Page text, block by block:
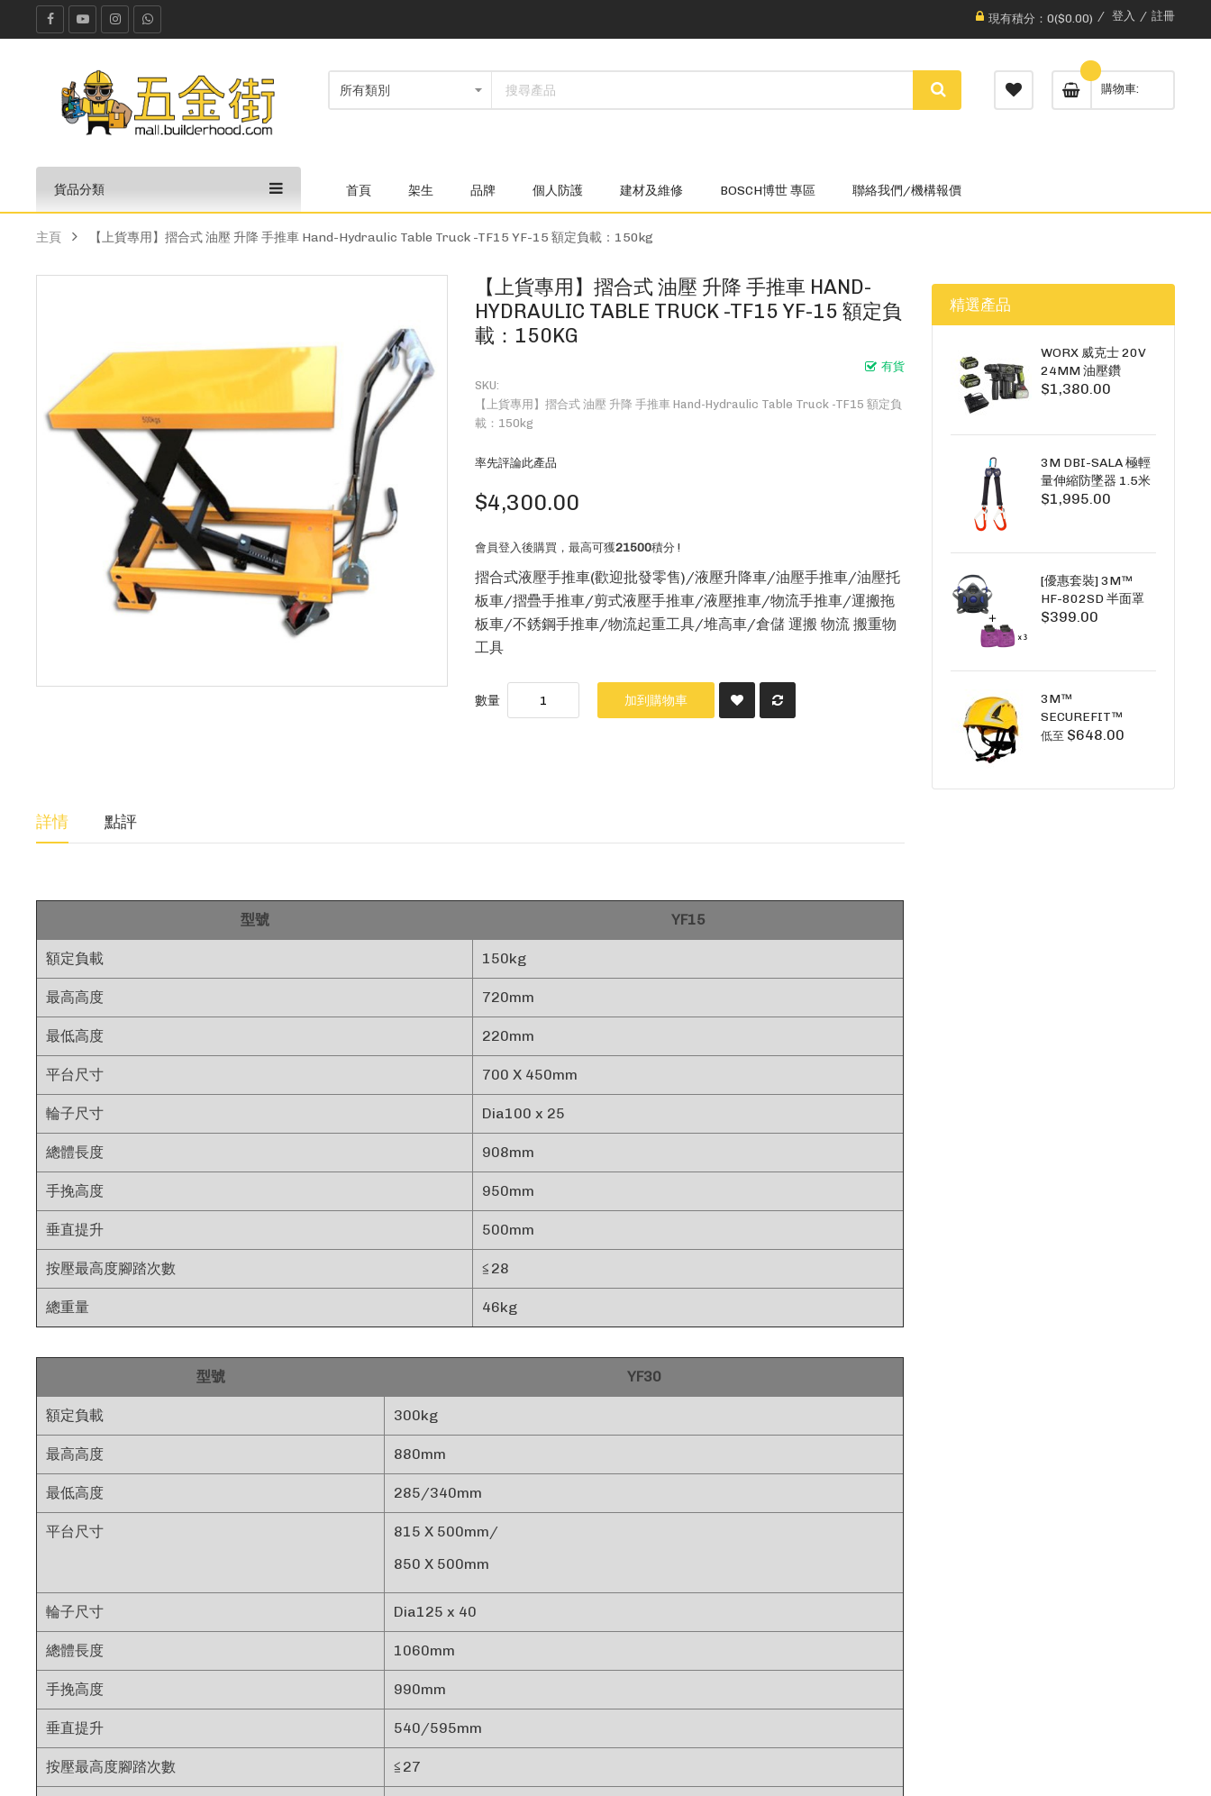
現有積分：0($0.00) 登入 註冊
購物車
貨品分類 首頁 架生 品牌 個人防護 建材及維修 BOSCH博世 專區 聯絡我們/機構報價
主頁 【上貨專用】摺合式 油壓 升降 手推車 Hand-Hydraulic Table Truck -TF15 YF-15 額定負載：150kg
【上貨專用】摺合式 油壓 升降 手推車 HAND-
HYDRAULIC TABLE TRUCK -TF15 YF-15 額定負
載：150KG
有貨
SKU
【上貨專用】摺合式 油壓 升降 手推車 Hand-Hydraulic Table Truck -TF15 額定負
載：150kg
率先評論此產品
$4,300.00
會員登入後購買，最高可獲21500積分 !
摺合式液壓手推車(歡迎批發零售)/液壓升降車/油壓手推車/油壓托
板車/摺疊手推車/剪式液壓手推車/液壓推車/物流手推車/運搬拖
板車/不銹鋼手推車/物流起重工具/堆高車/倉儲 運搬 物流 搬重物
工具
數量 加到購物車
詳情 點評
型號 YF15
額定負載 150kg
最高高度 720mm
最低高度 220mm
平台尺寸 700 X 450mm
輪子尺寸 Dia100 x 25
總體長度 908mm
手挽高度 950mm
垂直提升 500mm
按壓最高度腳踏次數 ≦28
總重量 46kg
型號 YF30
額定負載 300kg
最高高度 880mm
最低高度 285/340mm
平台尺寸
815 X 500mm/
850 X 500mm
輪子尺寸 Dia125 x 40
總體長度 1060mm
手挽高度 990mm
垂直提升 540/595mm
按壓最高度腳踏次數 ≦27
精選產品
WORX 威克士 20V
24MM 油壓鑽
WU385.3（雙5A電
$1,380.00
3M DBI-SALA 極輕
量伸縮防墜器 1.5米
(雙鉤) 3101754
TWINS
$1,995.00
[優惠套裝] 3M™
HF-802SD 半面罩
式呼吸防護面具 +
SECURE CLICK HF-
系列
$399.00
3M™
SECUREFIT™
X5000系列 透氣安
低至 $648.00